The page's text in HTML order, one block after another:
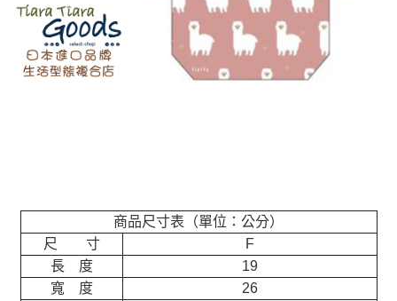
商品尺寸表（單位：公分）
尺 寸
F
長 度
19
寬 度
26